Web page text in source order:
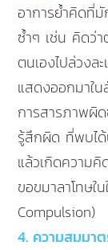
อาการย้ำคิดที่
ซ้ำๆ เช่น คิดว่
ตนเองไปล่วงล
แสดงออกมาใน
การสารภาพผิ
รู้สึกผิด ที่พบไ
แล้วเกิดความ
ขอขมาลาโทษใ
Compulsion)
4. ความสมมา